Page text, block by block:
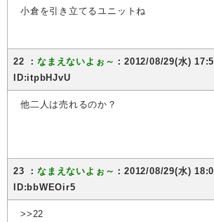
小倉を引き立てるユニットね
22 ：なまえないよぉ～ ：2012/08/29(水)
ID:itpbHJvU
他二人は売れるのか？
23 ：なまえないよぉ～ ：2012/08/29(水)
ID:bbWEOir5
>>22